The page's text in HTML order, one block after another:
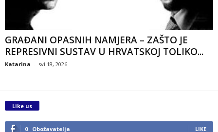
GRAĐANI OPASNIH NAMJERA – ZAŠTO JE
REPRESIVNI SUSTAV U HRVATSKOJ TOLIKO...
Katarina - svi 18, 2026
Like us
0 Obožavatelja LIKE